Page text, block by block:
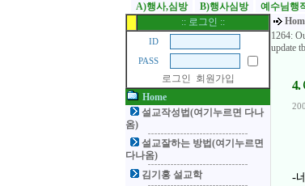
A)행사,심방
B)행사심방 예수님행
:: 로그인 ::
ID
PASS
로그인
회원가입
Home
설교작성법(여기누르면 다나
옴)
설교잘하는 방법(여기누르면
다나옴)
김기홍 설교학
1264:
update
4.
-